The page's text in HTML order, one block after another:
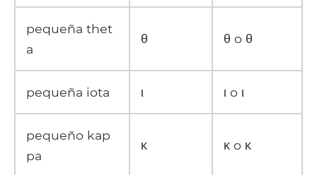
pequeña thet
a
θ θ o θ
pequeña iota ι ι o ι
pequeño kap
pa
κ κ o κ